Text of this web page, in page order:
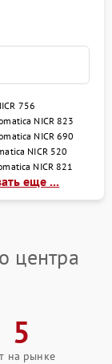
756
NICR 823
NICR 690
NICR 520
NICR 821
еще ...
центра
5
на рынке